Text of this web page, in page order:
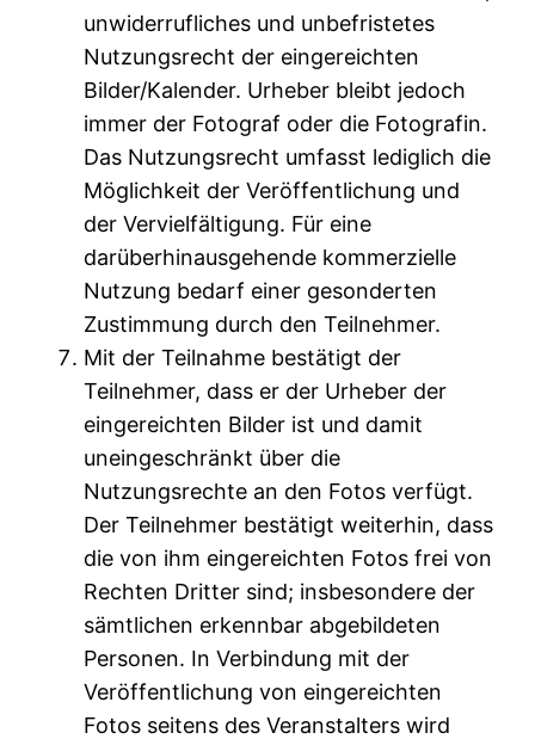
unwiderrufliches und unbefristetes
Nutzungsrecht der eingereichten
Bilder/Kalender. Urheber bleibt jedoch
immer der Fotograf oder die Fotografin.
Das Nutzungsrecht umfasst lediglich die
Möglichkeit der Veröffentlichung und
der Vervielfältigung. Für eine
darüberhinausgehende kommerzielle
Nutzung bedarf einer gesonderten
Zustimmung durch den Teilnehmer.
Mit der Teilnahme bestätigt der
Teilnehmer, dass er der Urheber der
eingereichten Bilder ist und damit
uneingeschränkt über die
Nutzungsrechte an den Fotos verfügt.
Der Teilnehmer bestätigt weiterhin, dass
die von ihm eingereichten Fotos frei von
Rechten Dritter sind; insbesondere der
sämtlichen erkennbar abgebildeten
Personen. In Verbindung mit der
Veröffentlichung von eingereichten
Fotos seitens des Veranstalters wird